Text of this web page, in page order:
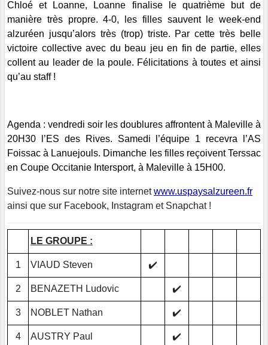
Chloé et Loanne, Loanne finalise le quatrième but de
manière très propre. 4-0, les filles sauvent le week-end
alzuréen jusqu’alors très (trop) triste. Par cette très belle
victoire collective avec du beau jeu en fin de partie, elles
collent au leader de la poule. Félicitations à toutes et ainsi
qu’au staff !
Agenda : vendredi soir les doublures affrontent à Maleville à
20H30 l’ES des Rives. Samedi l’équipe 1 recevra l’AS
Foissac à Lanuejouls. Dimanche les filles reçoivent Terssac
en Coupe Occitanie Intersport, à Maleville à 15H00.
Suivez-nous sur notre site internetwww.uspaysalzureen.fr
ainsi que sur Facebook, Instagram et Snapchat !
LE GROUPE :
1 VIAUD Steven ✔️
2 BENAZETH Ludovic ✔️
3 NOBLET Nathan ✔️
4 AUSTRY Paul ✔️